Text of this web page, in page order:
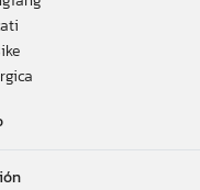
River, Inc.